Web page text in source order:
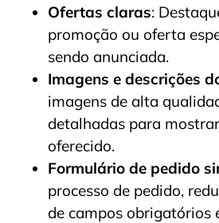
Ofertas claras:
promoção ou oferta
sendo anunciada.
Imagens e descrições
imagens de alta
detalhadas para
oferecido.
Formulário de pedido
processo de pedido,
de campos obrigatórios